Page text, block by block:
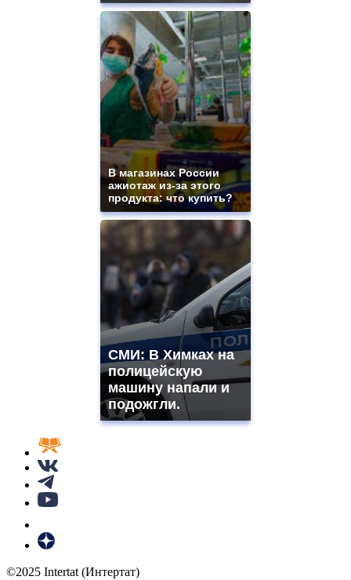
В магазинах России
ажиотаж из-за этого
продукта: что купить?
СМИ: В Химках на
полицейскую
машину напали и
подожгли.
©2025 Intertat (Интертат)